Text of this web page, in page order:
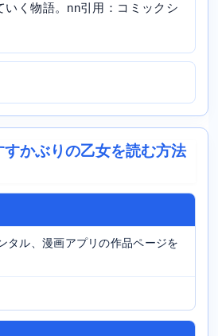
いく物語。nn引用：コミックシ
かぶりの乙女を読む方法
タル、漫画アプリの作品ページを